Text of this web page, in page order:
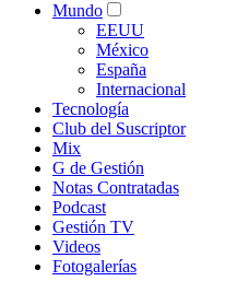
Mundo
EEUU
México
España
Internacional
Tecnología
Club del Suscriptor
Mix
G de Gestión
Notas Contratadas
Podcast
Gestión TV
Videos
Fotogalerías